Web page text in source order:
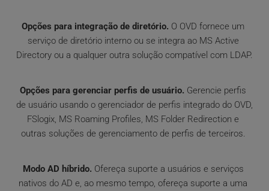
Opções para integração de diretório. O OVD fornece um
serviço de diretório interno ou se integra ao MS Active
Opções para gerenciar perfis de usuário. Gerencie perfis
de usuário usando o gerenciador de perfis integrado do OVD,
FSlogix, MS Roaming Profiles, MS Folder Redirection e
outras soluções de gerenciamento de perfis de terceiros.
Modo AD híbrido. Ofereça suporte a usuários e serviços
nativos do AD e, ao mesmo tempo, ofereça suporte a uma